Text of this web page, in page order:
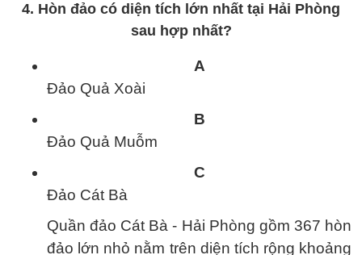
4. Hòn đảo có diện tích lớn nhất tại Hải Phòng
sau hợp nhất?
A
Đảo Quả Xoài
B
Đảo Quả Muỗm
C
Đảo Cát Bà
Quần đảo Cát Bà - Hải Phòng gồm 367 hòn
đảo lớn nhỏ nằm trên diện tích rộng khoảng